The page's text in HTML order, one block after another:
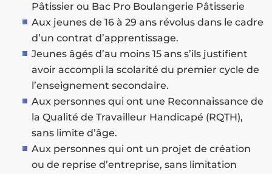
Pâtissier ou Bac Pro Boulangerie Pâtisserie
Aux jeunes de 16 à 29 ans révolus dans le cadre
d’un contrat d’apprentissage.
Jeunes âgés d’au moins 15 ans s’ils justifient
avoir accompli la scolarité du premier cycle de
l’enseignement secondaire.
Aux personnes qui ont une Reconnaissance de
la Qualité de Travailleur Handicapé (RQTH),
sans limite d’âge.
Aux personnes qui ont un projet de création
ou de reprise d’entreprise, sans limitation